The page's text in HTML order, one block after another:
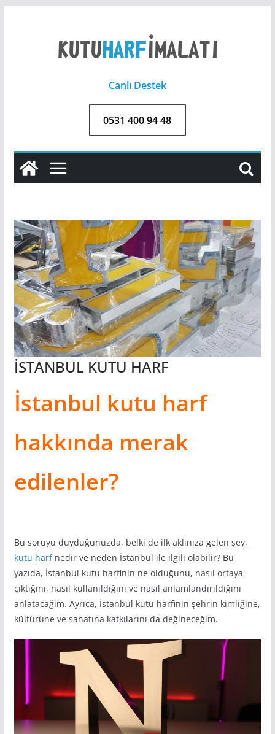
Canlı Destek
0531 400 94 48
İSTANBUL KUTU HARF
İstanbul kutu harf
hakkında merak
edilenler?
Bu soruyu duyduğunuzda, belki de ilk aklınıza gelen şey,
kutu harfnedir ve neden İstanbul ile ilgili olabilir? Bu
yazıda, İstanbul kutu harfinin ne olduğunu, nasıl ortaya
çıktığını, nasıl kullanıldığını ve nasıl anlamlandırıldığını
anlatacağım. Ayrıca, İstanbul kutu harfinin şehrin kimliğine,
kültürüne ve sanatına katkılarını da değineceğim.